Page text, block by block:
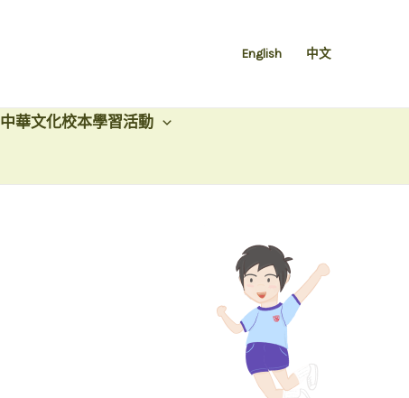
English 中文
中華文化校本學習活動